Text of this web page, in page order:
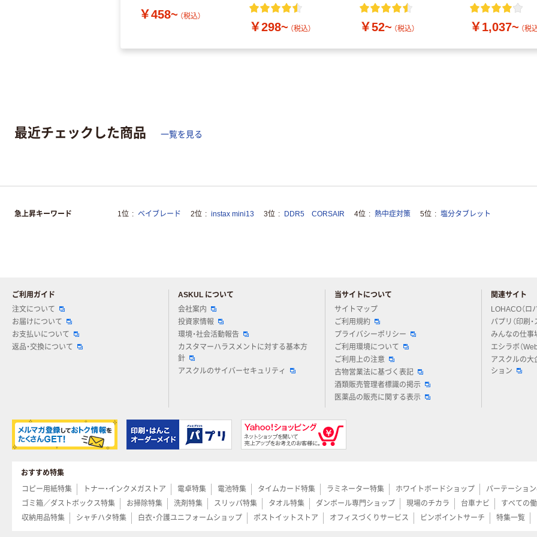
￥458~ （税込）
￥298~ （税込） ￥52~ （税込）
付き／2Lラベル
￥1,037~ （税
最近チェックした商品 一覧を見る
急上昇キーワード 1位 ベイブレード 2位 instax mini13 3位 DDR5 CORSAIR 4位 熱中症対策 5位 塩分タブレット
ご利用ガイド
注文について
お届けについて
お支払いについて
返品・交換について
ASKUL について
会社案内
投資家情報
環境・社会活動報告
カスタマーハラスメントに対する基本方
針
アスクルのサイバーセキュリティ
当サイトについて
サイトマップ
ご利用規約
プライバシーポリシー
ご利用環境について
ご利用上の注意
古物営業法に基づく表記
酒類販売管理者標識の掲示
医薬品の販売に関する表示
関連サイト
LOHACO（ロ
パプリ（印刷
みんなの仕事
エシラボ（
アスクルの大
ション
おすすめ特集
コピー用紙特集
トナー・インクメガストア 電卓特集 電池特集 タイムカード特集 ラミネーター特集 ホワイトボードショップ
パーテーショ
ゴミ箱／ダストボックス特集
お掃除特集 洗剤特集 スリッパ特集 タオル特集 ダンボール専門ショップ 現場のチカラ 台車ナビ
すべての
収納用品特集
シャチハタ特集 白衣・介護ユニフォームショップ ポストイットストア オフィスづくりサービス ピンポイントサーチ 特集一覧